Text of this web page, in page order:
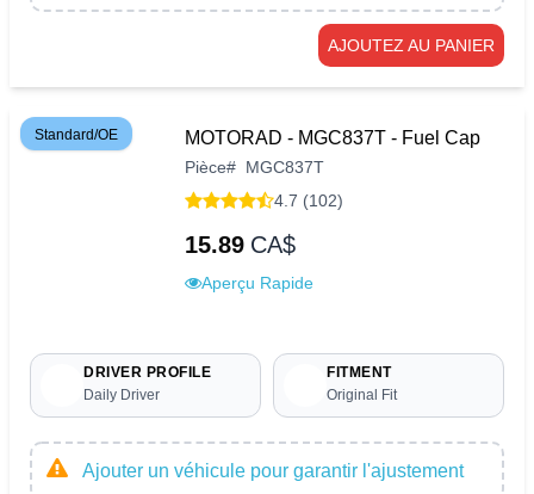
AJOUTEZ AU PANIER
Standard/OE MOTORAD - MGC837T - Fuel Cap
Pièce# MGC837T
4.7 (102)
15.89 CA$
Aperçu Rapide
DRIVER PROFILE
Daily Driver
FITMENT
Original Fit
Ajouter un véhicule pour garantir l'ajustement